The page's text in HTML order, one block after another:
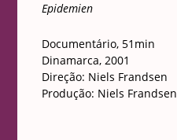
Epidemien
Documentário, 51min
Dinamarca, 2001
Direção: Niels Frandsen
Produção: Niels Frandsen